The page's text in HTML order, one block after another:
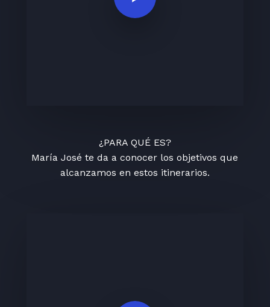
¿PARA QUÉ ES?
María José te da a conocer los objetivos que
alcanzamos en estos itinerarios.
Play Video